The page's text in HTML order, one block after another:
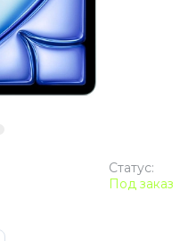
Статус:
Под заказ